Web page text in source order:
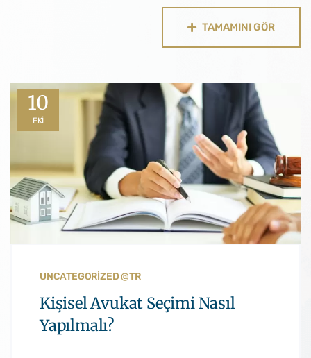
TAMAMINI GÖR
10
EKI
UNCATEGORIZED @TR
Kişisel Avukat Seçimi Nasıl
Yapılmalı?